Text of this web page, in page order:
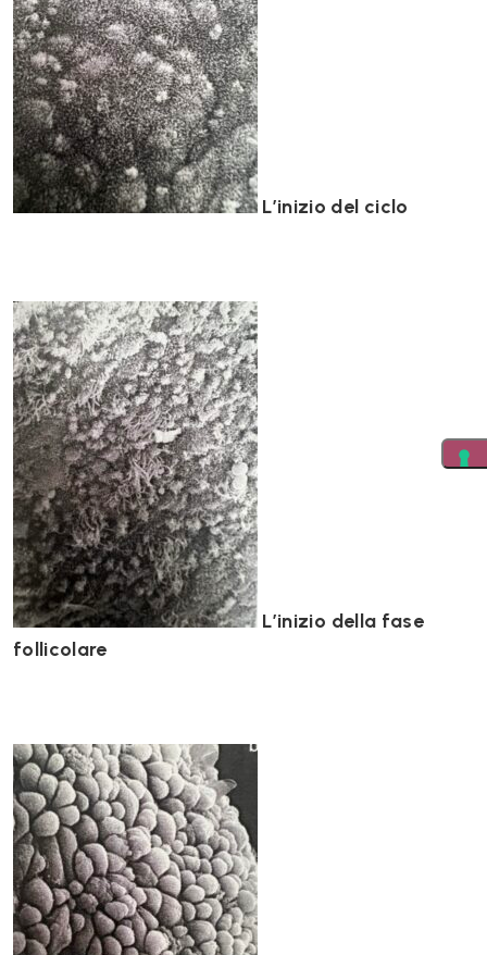
L’inizio del ciclo
L’inizio della fase
follicolare